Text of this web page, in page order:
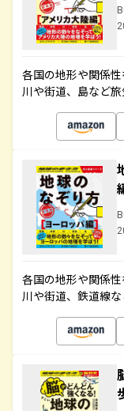
各国の地形や関係性
川や街道、島など
各国の地形や関係性
川や街道、鉄道線